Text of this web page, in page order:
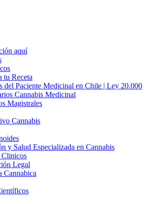
aquí
tu Receta
del Paciente Medicinal en Chile | Ley 20.000
Cannabis Medicinal
Magistrales
Cannabis
y Salud Especializada en Cannabis
Clinicos
Legal
Cannabica